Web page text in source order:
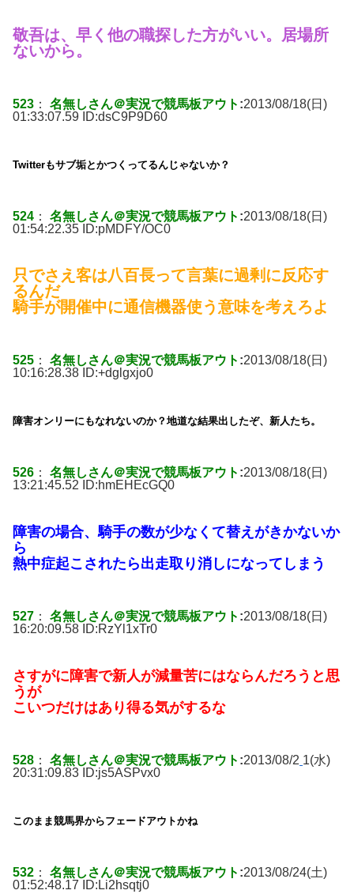
敬吾は、早く他の職探した方がいい。居場所
ないから。
523 ： 名無しさん＠実況で競馬板アウト :2013/08/18(日)
01:33:07.59 ID:dsC9P9D60
Twitterもサブ垢とかつくってるんじゃないか？
524 ： 名無しさん＠実況で競馬板アウト :2013/08/18(日)
01:54:22.35 ID:pMDFY/OC0
只でさえ客は八百長って言葉に過剰に反応す
るんだ
騎手が開催中に通信機器使う意味を考えろよ
525 ： 名無しさん＠実況で競馬板アウト :2013/08/18(日)
10:16:28.38 ID:+dglgxjo0
障害オンリーにもなれないのか？地道な結果出したぞ、新人たち。
526 ： 名無しさん＠実況で競馬板アウト :2013/08/18(日)
13:21:45.52 ID:hmEHEcGQ0
障害の場合、騎手の数が少なくて替えがきかないか
ら
熱中症起こされたら出走取り消しになってしまう
527 ： 名無しさん＠実況で競馬板アウト :2013/08/18(日)
16:20:09.58 ID:RzYl1xTr0
さすがに障害で新人が減量苦にはならんだろうと思
うが
こいつだけはあり得る気がするな
528 ： 名無しさん＠実況で競馬板アウト :2013/08/2 1(水)
20:31:09.83 ID:js5ASPvx0
このまま競馬界からフェードアウトかね
532 ： 名無しさん＠実況で競馬板アウト :2013/08/24(土)
01:52:48.17 ID: Li2hsqtj0